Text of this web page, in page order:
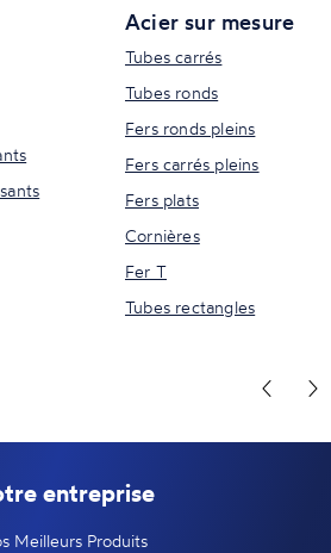
Acier sur mesure
Tubes carrés
Tubes ronds
Fers ronds pleins
Fers carrés pleins
Fers plats
Cornières
Fer T
Tubes rectangles
entreprise
Meilleurs Produits